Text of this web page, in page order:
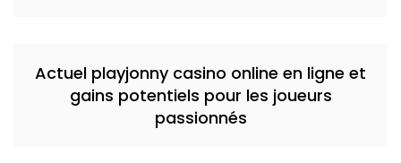
Actuel playjonny casino online en ligne et
gains potentiels pour les joueurs
passionnés